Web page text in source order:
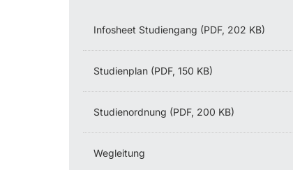
Infosheet Studiengang (PDF, 202 KB)
Studienplan (PDF, 150 KB)
Studienordnung (PDF, 200 KB)
Wegleitung